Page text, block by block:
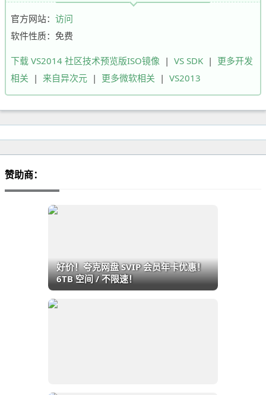
官方网站： 访问
软件性质：免费
下载 VS2014 社区技术预览版ISO镜像 | VS SDK | 更多开发
相关 | 来自异次元 | 更多微软相关 | VS2013
赞助商：
好价！夸克网盘 SVIP 会员年卡优惠！
6TB 空间 / 不限速！